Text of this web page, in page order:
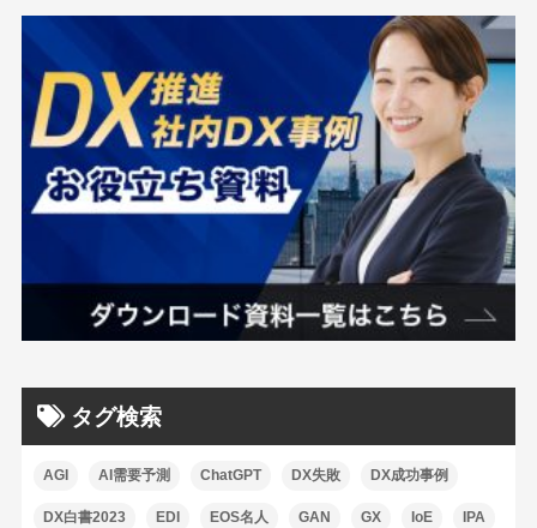
タグ検索
AGI AI需要予測 ChatGPT DX失敗 DX成功事例
DX白書2023 EDI EOS名人 GAN GX IoE IPA